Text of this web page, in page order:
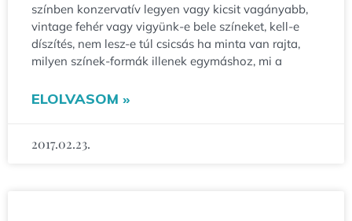
színben konzervatív legyen vagy kicsit vagányabb,
vintage fehér vagy vigyünk-e bele színeket, kell-e
díszítés, nem lesz-e túl csicsás ha minta van rajta,
milyen színek-formák illenek egymáshoz, mi a
ELOLVASOM »
2017.02.23.